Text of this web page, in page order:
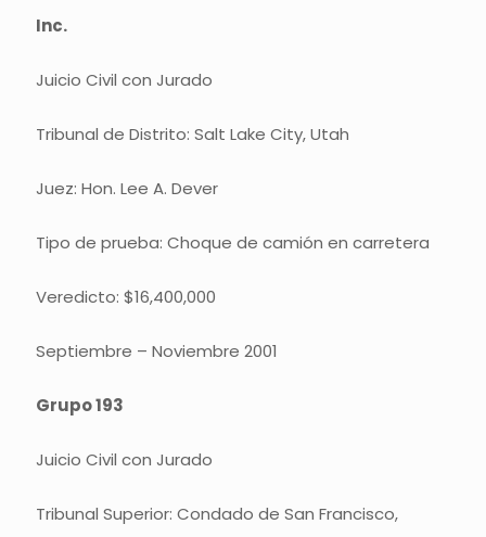
Inc.
Juicio Civil con Jurado
Tribunal de Distrito: Salt Lake City, Utah
Juez: Hon. Lee A. Dever
Tipo de prueba: Choque de camión en carretera
Veredicto: $16,400,000
Septiembre – Noviembre 2001
Grupo 193
Juicio Civil con Jurado
Tribunal Superior: Condado de San Francisco,